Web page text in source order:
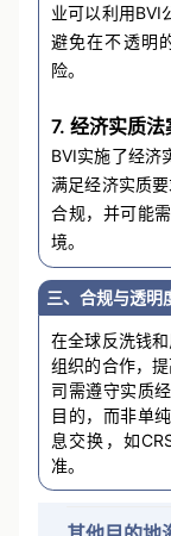
业可以利用BVI
避免在不透明
险。
7. 经济实质
BVI实施了经济
满足经济实质
合规，并可能
境。
三、合规与透明
在全球反洗钱
组织的合作，
司需遵守实质
目的，而非单
息交换，如
准。